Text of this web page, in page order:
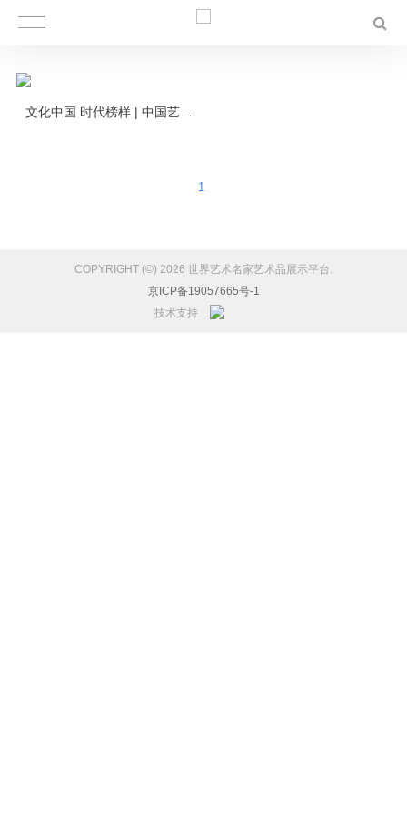
1
COPYRIGHT (©) 2026 世界艺术名家艺术品展示平台.
京ICP备19057665号-1
技术支持